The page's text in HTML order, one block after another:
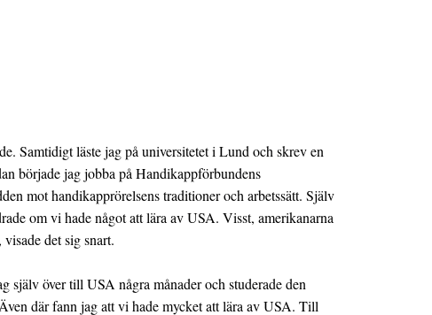
Samtidigt läste jag på universitetet i Lund och skrev en
började jag jobba på Handikappförbundens
mot handikapprörelsens traditioner och arbetssätt. Själv
om vi hade något att lära av USA. Visst, amerikanarna
det sig snart.
själv över till USA några månader och studerade den
där fann jag att vi hade mycket att lära av USA. Till